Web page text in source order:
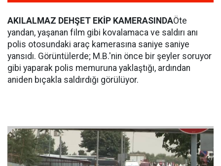
AKILALMAZ DEHŞET EKİP KAMERASINDAÖte
yandan, yaşanan film gibi kovalamaca ve saldırı anı
polis otosundaki araç kamerasına saniye saniye
yansıdı. Görüntülerde; M.B.'nin önce bir şeyler soruyor
gibi yaparak polis memuruna yaklaştığı, ardından
aniden bıçakla saldırdığı görülüyor.